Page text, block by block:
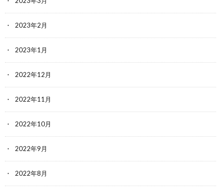
2023年2月
2023年1月
2022年12月
2022年11月
2022年10月
2022年9月
2022年8月